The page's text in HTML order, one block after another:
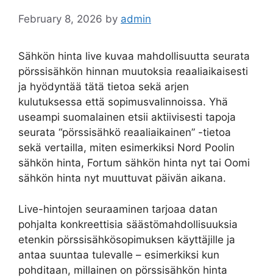
February 8, 2026 by admin
Sähkön hinta live kuvaa mahdollisuutta seurata
pörssisähkön hinnan muutoksia reaaliaikaisesti
ja hyödyntää tätä tietoa sekä arjen
kulutuksessa että sopimusvalinnoissa. Yhä
useampi suomalainen etsii aktiivisesti tapoja
seurata “pörssisähkö reaaliaikainen” -tietoa
sekä vertailla, miten esimerkiksi Nord Poolin
sähkön hinta, Fortum sähkön hinta nyt tai Oomi
sähkön hinta nyt muuttuvat päivän aikana.
Live-hintojen seuraaminen tarjoaa datan
pohjalta konkreettisia säästömahdollisuuksia
etenkin pörssisähkösopimuksen käyttäjille ja
antaa suuntaa tulevalle – esimerkiksi kun
pohditaan, millainen on pörssisähkön hinta